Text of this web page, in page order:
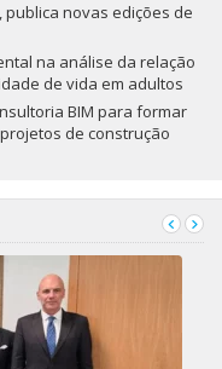
publica novas edições de
na análise da relação
de vida em adultos
BIM para formar
de construção